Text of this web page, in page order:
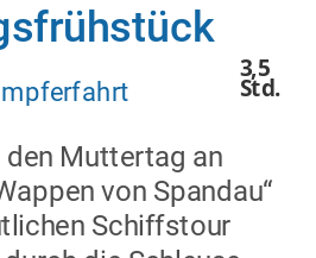
Muttertag an
von Spandau“
Schiffstour
3,5
Std.